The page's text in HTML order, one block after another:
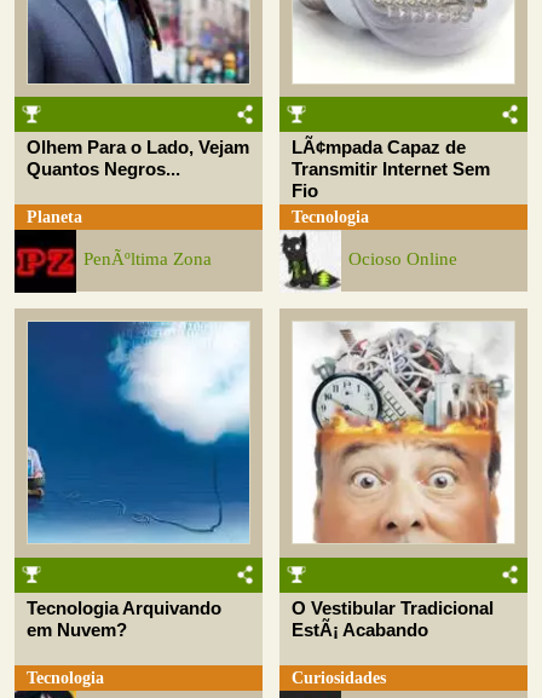
Olhem Para o Lado, Vejam
Quantos Negros...
Planeta
PenÃºltima Zona
LÃ¢mpada Capaz de
Transmitir Internet Sem
Fio
Tecnologia
Ocioso Online
Tecnologia Arquivando
em Nuvem?
Tecnologia
O Vestibular Tradicional
EstÃ¡ Acabando
Curiosidades